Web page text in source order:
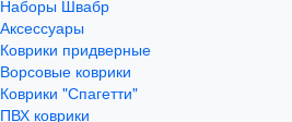
Наборы Швабр
Аксессуары
Коврики придверные
Ворсовые коврики
Коврики "Спагетти"
ПВХ коврики